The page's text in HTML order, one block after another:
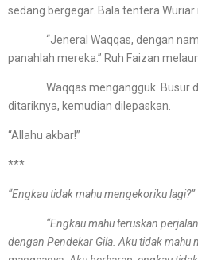
sedang bergegar. Bala tentera
“Jeneral Waqqas, dengan nama
panahlah mereka.” Ruh Faizan
Waqqas mengangguk. Busur
ditariknya, kemudian dilepaskan.
“Allahu akbar!”
***
“Engkau tidak mahu mengekoriku lagi?”
“Engkau mahu teruskan
dengan Pendekar Gila. Aku tidak mahu